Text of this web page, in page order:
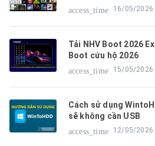
access_time
16/05/2026
Tải NHV Boot 2026
Boot cứu hộ 2026
access_time
15/05/2026
Cách sử dụng
sẽ không cần USB
access_time
12/05/2026